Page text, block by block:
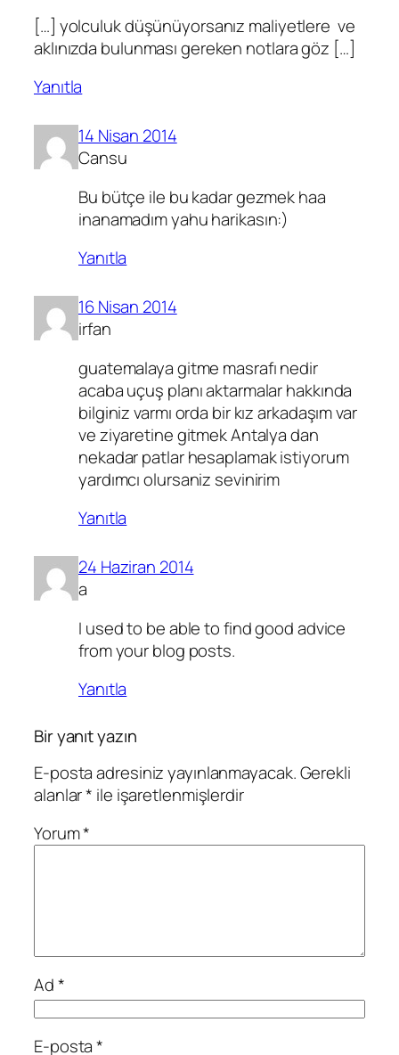
[…] yolculuk düşünüyorsanız maliyetlere ve
aklınızda bulunması gereken notlara göz […]
Yanıtla
14 Nisan 2014
Cansu
Bu bütçe ile bu kadar gezmek haa
inanamadım yahu harikasın:)
Yanıtla
16 Nisan 2014
irfan
guatemalaya gitme masrafı nedir
acaba uçuş planı aktarmalar hakkında
bilginiz varmı orda bir kız arkadaşım var
ve ziyaretine gitmek Antalya dan
nekadar patlar hesaplamak istiyorum
yardımcı olursaniz sevinirim
Yanıtla
24 Haziran 2014
a
I used to be able to find good advice
from your blog posts.
Yanıtla
Bir yanıt yazın
E-posta adresiniz yayınlanmayacak.Gerekli
alanlar* ile işaretlenmişlerdir
Yorum*
Ad*
E-posta*